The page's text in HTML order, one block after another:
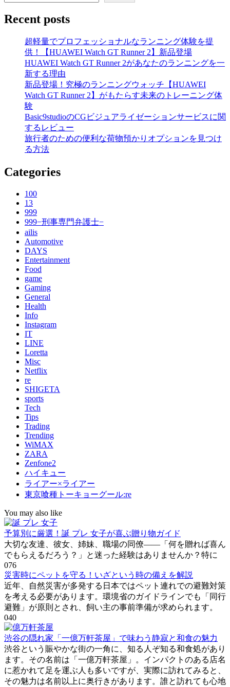
Recent posts
超軽量でプロフェッショナルなランニング体験を提
供！【HUAWEI Watch GT Runner 2】新品登場
HUAWEI Watch GT Runner 2があなたのランニングを一
新する理由
新品登場！究極のランニングウォッチ【HUAWEI
Watch GT Runner 2】がもたらす未来のトレーニング体
験
Basic9studioのCGビジュアライゼーションサービスに関
するレビュー
旅行者のための便利な荷物預かりオプションを見つけ
る方法
Categories
100
13
999
999−刑事専門弁護士−
ailis
Automotive
DAYS
Entertainment
Food
game
Gaming
General
Health
Info
Instagram
IT
LINE
Loretta
Misc
Netflix
re
SHIGETA
sports
Tech
Tips
Trading
Trending
WiMAX
ZARA
Zenfone2
ハイキュー
ライアー×ライアー
東京喰種トーキョーグール:re
You may also like
予算別に厳選！誕 プレ 女子が喜ぶ贈り物ガイド
大切な友達、彼女、姉妹、職場の同僚――「何を贈れば喜ん
でもらえるだろう？」と迷った経験はありませんか？特に
076
災害時にペットを守る！いざという時の備えを解説
近年、自然災害が多発する日本ではペット連れでの避難対策
を考える必要があります。環境省のガイドラインでも「同行
避難」が原則とされ、飼い主の事前準備が求められます。
040
渋谷の隠れ家「一億万軒茶屋」で味わう静寂と和食の魅力
渋谷という賑やかな街の一角に、知る人ぞ知る和食処があり
ます。その名前は「一億万軒茶屋」。インパクトのある店名
に惹かれて足を運ぶ人も多いですが、実際に訪れてみると、
その魅力は名前以上に奥行きがあります。誰と訪れても心地